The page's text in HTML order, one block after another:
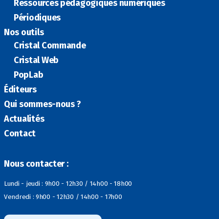
Ressources pédagogiques numériques
Périodiques
Nos outils
Cristal Commande
Cristal Web
PopLab
Éditeurs
Qui sommes-nous ?
Actualités
Contact
Nous contacter :
Lundi - jeudi : 9h00 - 12h30 / 14h00 - 18h00
Vendredi : 9h00 - 12h30 / 14h00 - 17h00